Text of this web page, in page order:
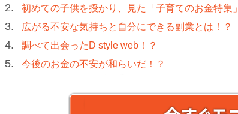
初めての子供を授かり、見た「子育てのお金特集」
広がる不安な気持ちと自分にできる副業とは！？
調べて出会ったD style web！？
今後のお金の不安が和らいだ！？